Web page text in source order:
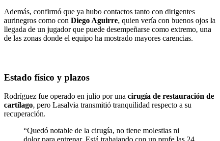
Además, confirmó que ya hubo contactos tanto con dirigentes
aurinegros como con Diego Aguirre, quien vería con buenos ojos la
llegada de un jugador que puede desempeñarse como extremo, una
de las zonas donde el equipo ha mostrado mayores carencias.
Estado físico y plazos
Rodríguez fue operado en julio por una cirugía de restauración de
cartílago, pero Lasalvia transmitió tranquilidad respecto a su
recuperación.
“Quedó notable de la cirugía, no tiene molestias ni